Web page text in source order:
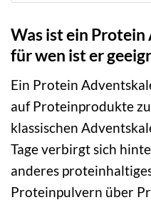
Was ist ein
für wen ist er
Ein Protein
auf Proteinprodukte
klassischen
Tage verbirgt sich
anderes
Proteinpulvern über